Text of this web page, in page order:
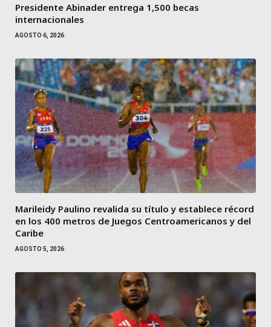
Presidente Abinader entrega 1,500 becas
internacionales
AGOSTO 6, 2026
Marileidy Paulino revalida su título y establece récord
en los 400 metros de Juegos Centroamericanos y del
Caribe
AGOSTO 5, 2026